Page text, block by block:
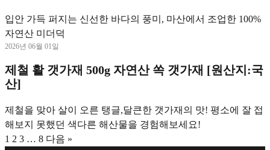
입안 가득 퍼지는 신선한 바다의 풍미, 마산에서 조업한 100%
자연산 미더덕
2026년 06월 01일
제철 활 갯가재 500g 자연산 쏙 갯가재 [원산지:국
산]
제철을 맞아 살이 오른 탱글,달큰한 갯가재의 맛! 평소에 잘 접
해보지 못했던 색다른 해산물을 경험해보세요!
1 2 3 … 8 다음 »